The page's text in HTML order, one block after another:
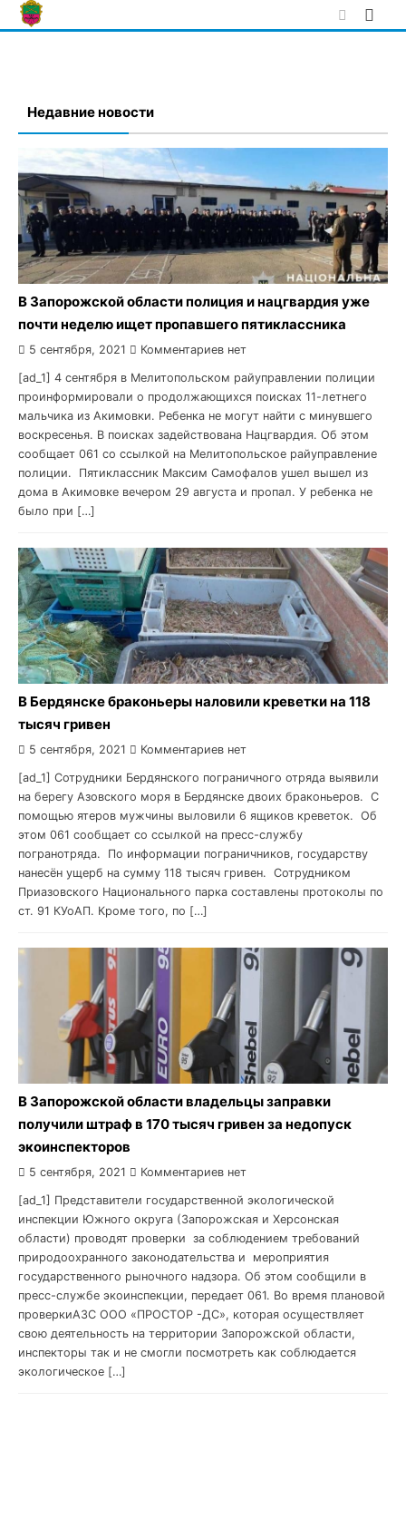
Skip
to
Недавние новости
В Запорожской области полиция и нацгвардия уже
почти неделю ищет пропавшего пятиклассника
5 сентября, 2021 Комментариев нет
[ad_1] 4 сентября в Мелитопольском райуправлении полиции
проинформировали о продолжающихся поисках 11-летнего
мальчика из Акимовки. Ребенка не могут найти с минувшего
воскресенья. В поисках задействована Нацгвардия. Об этом
сообщает 061 со ссылкой на Мелитопольское райуправление
полиции. Пятиклассник Максим Самофалов ушел вышел из
дома в Акимовке вечером 29 августа и пропал. У ребенка не
было при […]
В Бердянске браконьеры наловили креветки на 118
тысяч гривен
5 сентября, 2021 Комментариев нет
[ad_1] Сотрудники Бердянского пограничного отряда выявили
на берегу Азовского моря в Бердянске двоих браконьеров. С
помощью ятеров мужчины выловили 6 ящиков креветок. Об
этом 061 сообщает со ссылкой на пресс-службу
погранотряда. По информации пограничников, государству
нанесён ущерб на сумму 118 тысяч гривен. Сотрудником
Приазовского Национального парка составлены протоколы по
ст. 91 КУоАП. Кроме того, по […]
В Запорожской области владельцы заправки
получили штраф в 170 тысяч гривен за недопуск
экоинспекторов
5 сентября, 2021 Комментариев нет
[ad_1] Представители государственной экологической
инспекции Южного округа (Запорожская и Херсонская
области) проводят проверки за соблюдением требований
природоохранного законодательства и мероприятия
государственного рыночного надзора. Об этом сообщили в
пресс-службе экоинспекции, передает 061. Во время плановой
проверкиАЗС ООО «ПРОСТОР -ДС», которая осуществляет
свою деятельность на территории Запорожской области,
инспекторы так и не смогли посмотреть как соблюдается
экологическое […]